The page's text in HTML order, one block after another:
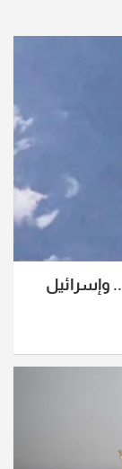
وإسرائيل